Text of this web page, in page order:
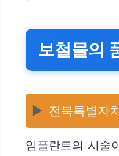
보철물의
▶️ 전북특별자
임플란트의 시술